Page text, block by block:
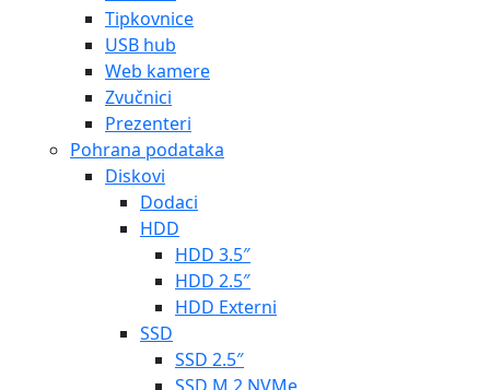
Tipkovnice
USB hub
Web kamere
Zvučnici
Prezenteri
Pohrana podataka
Diskovi
Dodaci
HDD
HDD 3.5″
HDD 2.5″
HDD Externi
SSD
SSD 2.5″